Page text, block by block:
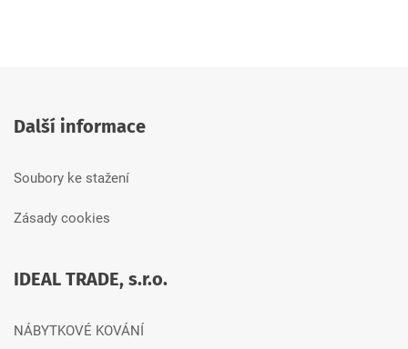
Další informace
Soubory ke stažení
Zásady cookies
IDEAL TRADE, s.r.o.
NÁBYTKOVÉ KOVÁNÍ